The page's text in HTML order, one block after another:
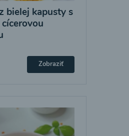
bielej kapusty s
Zobraziť